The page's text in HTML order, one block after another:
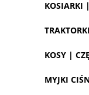
KOSIARKI
KOSY |
MYJKI